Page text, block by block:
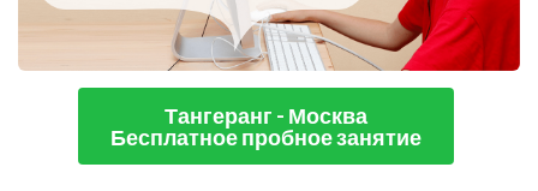
Тангеранг - Москва
Бесплатное пробное занятие